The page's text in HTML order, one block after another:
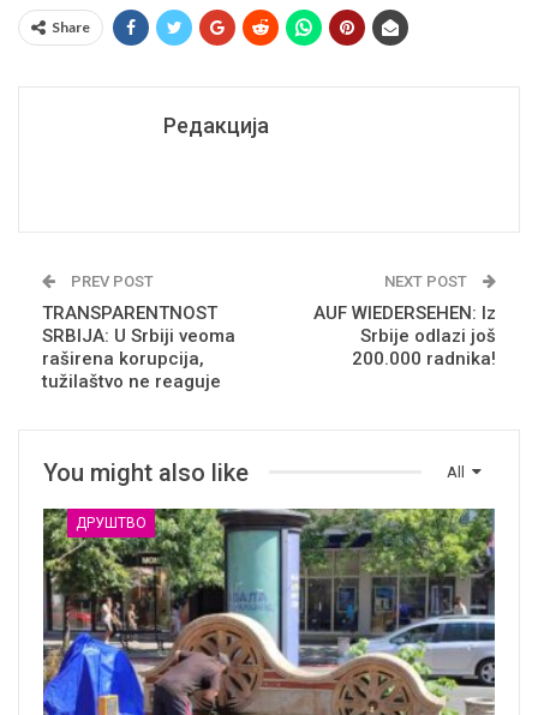
Share
Редакција
PREV POST
TRANSPARENTNOST
SRBIJA: U Srbiji veoma
raširena korupcija,
tužilaštvo ne reaguje
NEXT POST
AUF WIEDERSEHEN: Iz
Srbije odlazi još
200.000 radnika!
All
You might also like
ДРУШТВО